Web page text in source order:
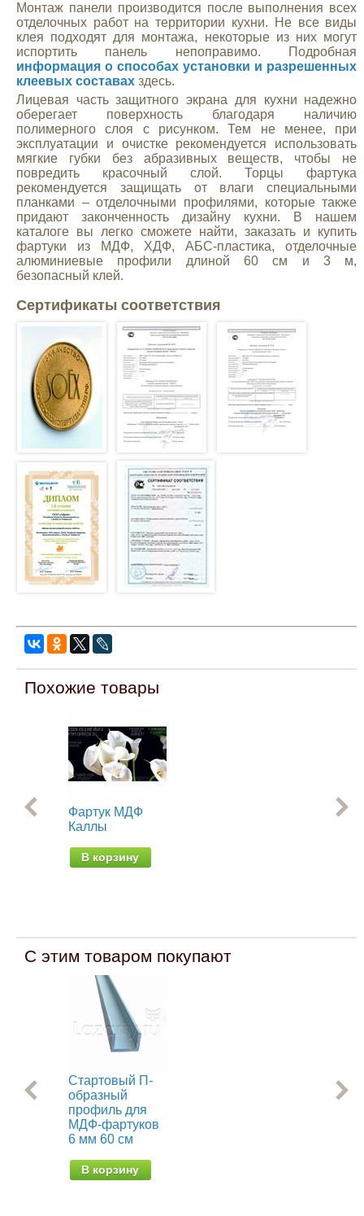
Монтаж панели производится после выполнения всех
отделочных работ на территории кухни. Не все виды
клея подходят для монтажа, некоторые из них могут
испортить панель непоправимо. Подробная
информация о способах установки и разрешенных
клеевых составахздесь.
Лицевая часть защитного экрана для кухни надежно
оберегает поверхность благодаря наличию
полимерного слоя с рисунком. Тем не менее, при
эксплуатации и очистке рекомендуется использовать
мягкие губки без абразивных веществ, чтобы не
повредить красочный слой. Торцы фартука
рекомендуется защищать от влаги специальными
планками – отделочными профилями, которые также
придают законченность дизайну кухни. В нашем
каталоге вы легко сможете найти, заказать и купить
фартуки из МДФ, ХДФ, АБС-пластика, отделочные
алюминиевые профили длиной 60 см и 3 м,
безопасный клей.
Сертификаты соответствия
Похожие товары
Фартук МДФ
Каллы
В корзину
С этим товаром покупают
Стартовый П-
образный
профиль для
МДФ-фартуков
6 мм 60 см
В корзину